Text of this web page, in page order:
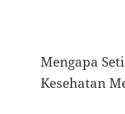
Mengapa
Kesehatan